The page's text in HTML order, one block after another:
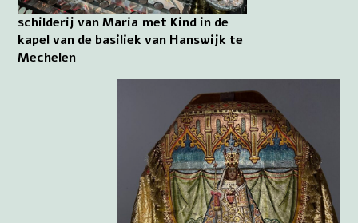
schilderij van Maria met Kind in de
kapel van de basiliek van Hanswijk te
Mechelen